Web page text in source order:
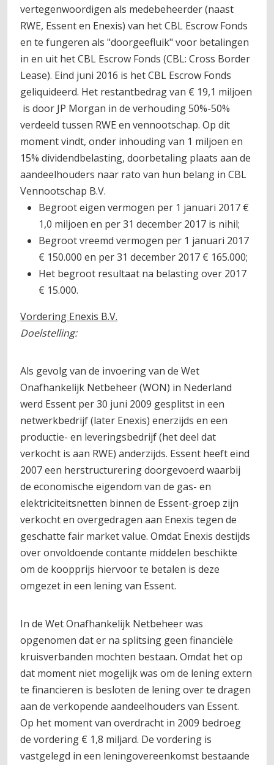
vertegenwoordigen als medebeheerder (naast
RWE, Essent en Enexis) van het CBL Escrow Fonds
en te fungeren als "doorgeefluik" voor betalingen
in en uit het CBL Escrow Fonds (CBL: Cross Border
Lease). Eind juni 2016 is het CBL Escrow Fonds
geliquideerd. Het restantbedrag van € 19,1 miljoen
is door JP Morgan in de verhouding 50%-50%
verdeeld tussen RWE en vennootschap. Op dit
moment vindt, onder inhouding van 1 miljoen en
15% dividendbelasting, doorbetaling plaats aan de
aandeelhouders naar rato van hun belang in CBL
Vennootschap B.V.
Begroot eigen vermogen per 1 januari 2017 €
1,0 miljoen en per 31 december 2017 is nihil;
Begroot vreemd vermogen per 1 januari 2017
€ 150.000 en per 31 december 2017 € 165.000;
Het begroot resultaat na belasting over 2017
€ 15.000.
Vordering Enexis B.V.
Doelstelling:
Als gevolg van de invoering van de Wet
Onafhankelijk Netbeheer (WON) in Nederland
werd Essent per 30 juni 2009 gesplitst in een
netwerkbedrijf (later Enexis) enerzijds en een
productie- en leveringsbedrijf (het deel dat
verkocht is aan RWE) anderzijds. Essent heeft eind
2007 een herstructurering doorgevoerd waarbij
de economische eigendom van de gas- en
elektriciteitsnetten binnen de Essent-groep zijn
verkocht en overgedragen aan Enexis tegen de
geschatte fair market value. Omdat Enexis destijds
over onvoldoende contante middelen beschikte
om de koopprijs hiervoor te betalen is deze
omgezet in een lening van Essent.
In de Wet Onafhankelijk Netbeheer was
opgenomen dat er na splitsing geen financiële
kruisverbanden mochten bestaan. Omdat het op
dat moment niet mogelijk was om de lening extern
te financieren is besloten de lening over te dragen
aan de verkopende aandeelhouders van Essent.
Op het moment van overdracht in 2009 bedroeg
de vordering € 1,8 miljard. De vordering is
vastgelegd in een leningovereenkomst bestaande